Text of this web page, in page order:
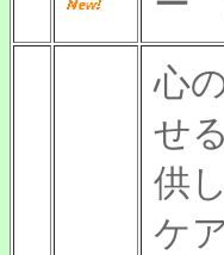
心
せ
供
ケ